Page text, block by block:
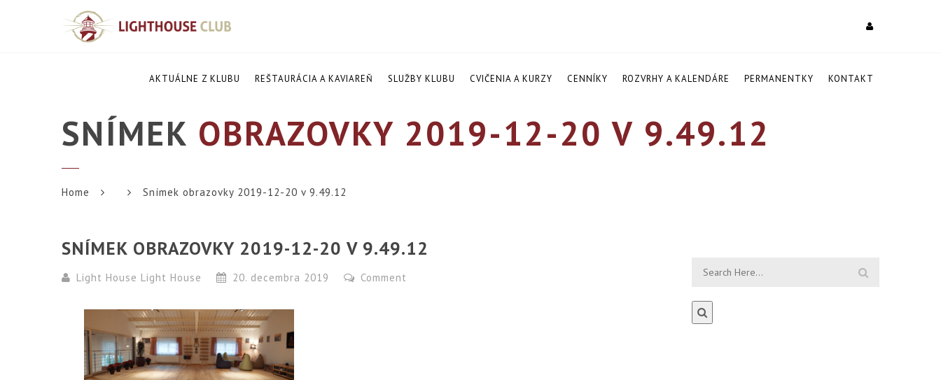
AKTUÁLNE Z KLUBU REŠTAURÁCIA A KAVIAREŇ SLUŽBY KLUBU CVIČENIA A KURZY CENNÍKY ROZVRHY A KALENDÁRE PERMANENTKY KONTAKT
SNÍMEK OBRAZOVKY 2019-12-20 V 9.49.12
Home Snímek obrazovky 2019-12-20 v 9.49.12
SNÍMEK OBRAZOVKY 2019-12-20 V 9.49.12
Light House Light House 20. decembra 2019 Comment